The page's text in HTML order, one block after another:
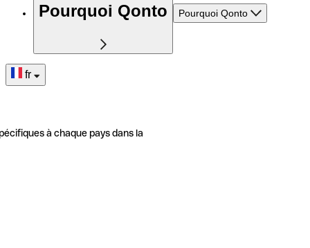
Pourquoi Qonto Pourquoi Qonto
fr
à chaque pays dans la